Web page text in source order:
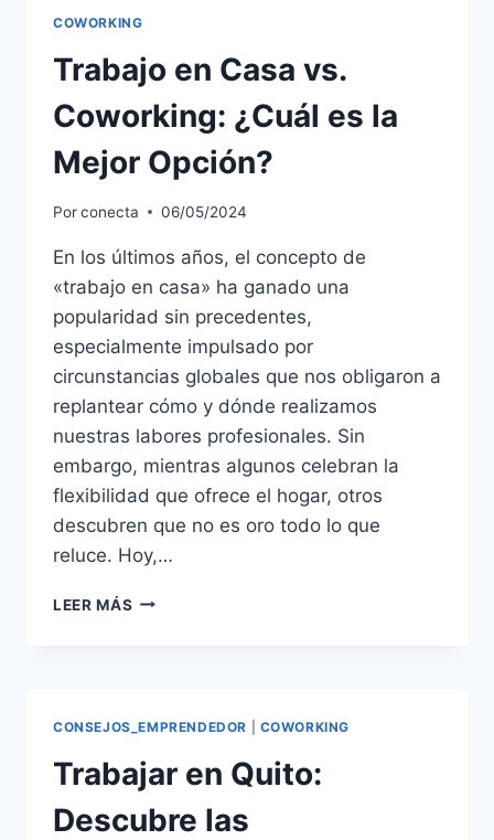
COWORKING
Trabajo en Casa vs.
Coworking: ¿Cuál es la
Mejor Opción?
Porconecta 06/05/2024
En los últimos años, el concepto de
«trabajo en casa» ha ganado una
popularidad sin precedentes,
especialmente impulsado por
circunstancias globales que nos obligaron a
replantear cómo y dónde realizamos
nuestras labores profesionales. Sin
embargo, mientras algunos celebran la
flexibilidad que ofrece el hogar, otros
descubren que no es oro todo lo que
reluce. Hoy,…
LEER MÁS
CONSEJOS_EMPRENDEDOR COWORKING
Trabajar en Quito:
Descubre las